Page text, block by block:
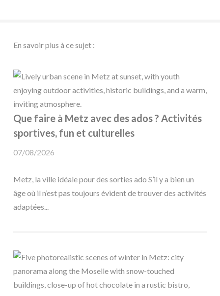
En savoir plus à ce sujet :
Que faire à Metz avec des ados ? Activités
sportives, fun et culturelles
07/08/2026
Metz, la ville idéale pour des sorties ado S’il y a bien un
âge où il n’est pas toujours évident de trouver des activités
adaptées...